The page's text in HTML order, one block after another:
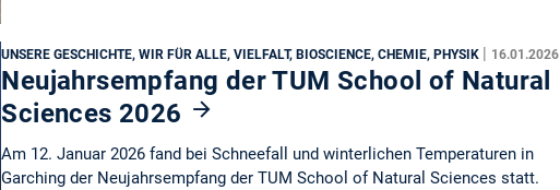
UNSERE GESCHICHTE, WIR FÜR ALLE, VIELFALT, BIOSCIENCE, CHEMIE, PHYSIK | 16.01.2026
Neujahrsempfang der TUM School of Natural
Sciences 2026
Am 12. Januar 2026 fand bei Schneefall und winterlichen Temperaturen in
Garching der Neujahrsempfang der TUM School of Natural Sciences statt.